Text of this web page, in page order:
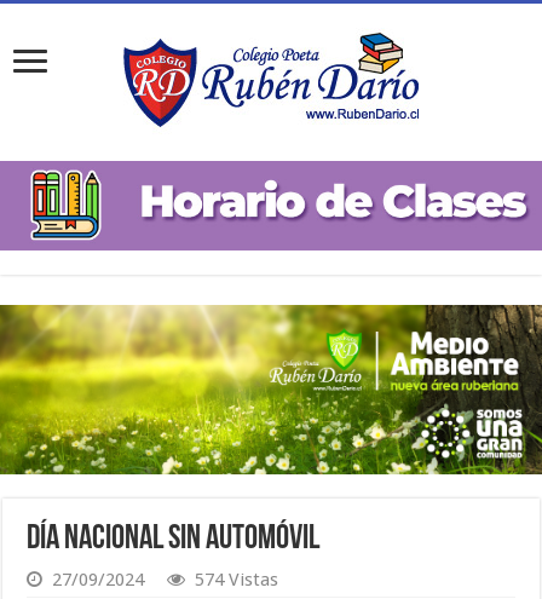
Día Nacional Sin Automóvil
27/09/2024 574 Vistas